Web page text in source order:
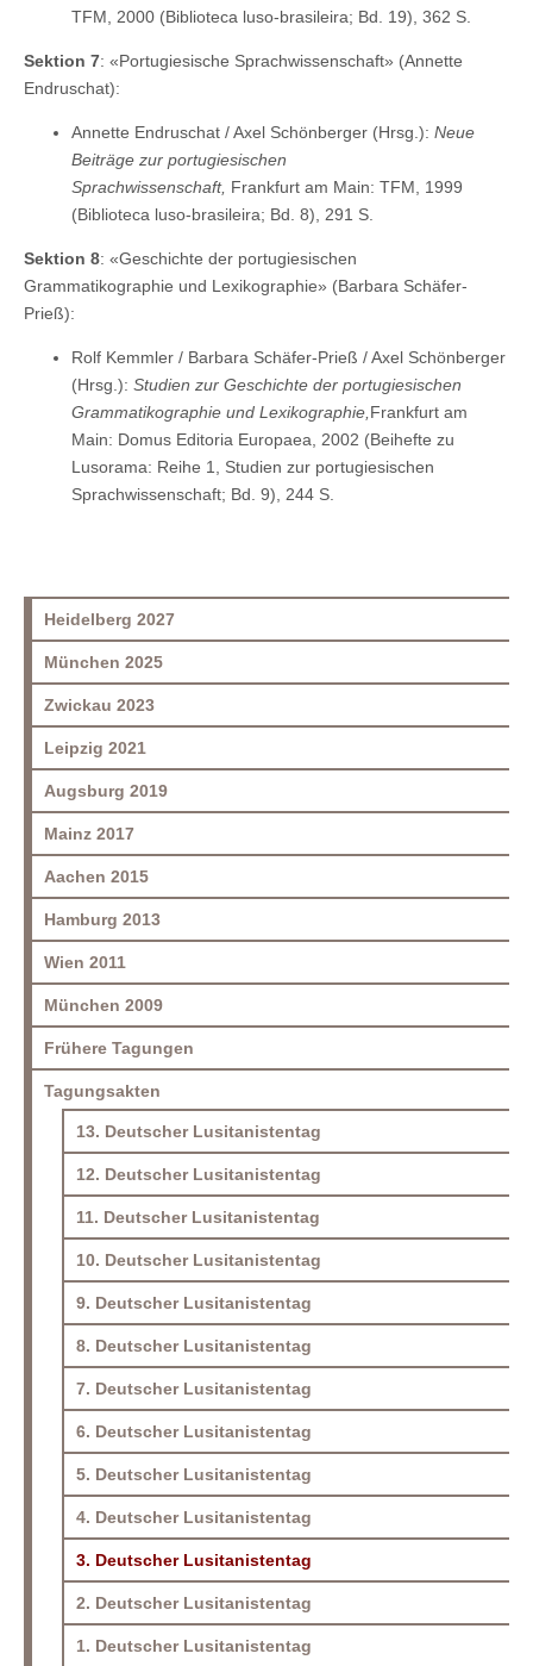
TFM, 2000 (Biblioteca luso-brasileira; Bd. 19), 362 S.
Sektion 7: «Portugiesische Sprachwissenschaft» (Annette
Endruschat):
Annette Endruschat / Axel Schönberger (Hrsg.): Neue
Beiträge zur portugiesischen
Sprachwissenschaft, Frankfurt am Main: TFM, 1999
(Biblioteca luso-brasileira; Bd. 8), 291 S.
Sektion 8: «Geschichte der portugiesischen
Grammatikographie und Lexikographie» (Barbara Schäfer-
Prieß):
Rolf Kemmler / Barbara Schäfer-Prieß / Axel Schönberger
(Hrsg.): Studien zur Geschichte der portugiesischen
Grammatikographie und Lexikographie, Frankfurt am
Main: Domus Editoria Europaea, 2002 (Beihefte zu
Lusorama: Reihe 1, Studien zur portugiesischen
Sprachwissenschaft; Bd. 9), 244 S.
Heidelberg 2027
München 2025
Zwickau 2023
Leipzig 2021
Augsburg 2019
Mainz 2017
Aachen 2015
Hamburg 2013
Wien 2011
München 2009
Frühere Tagungen
Tagungsakten
13. Deutscher Lusitanistentag
12. Deutscher Lusitanistentag
11. Deutscher Lusitanistentag
10. Deutscher Lusitanistentag
9. Deutscher Lusitanistentag
8. Deutscher Lusitanistentag
7. Deutscher Lusitanistentag
6. Deutscher Lusitanistentag
5. Deutscher Lusitanistentag
4. Deutscher Lusitanistentag
3. Deutscher Lusitanistentag
2. Deutscher Lusitanistentag
1. Deutscher Lusitanistentag